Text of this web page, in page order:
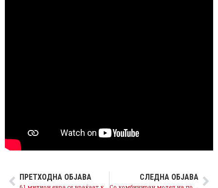
ПРЕТХОДНА ОБЈАВА СЛЕДНА ОБЈАВА